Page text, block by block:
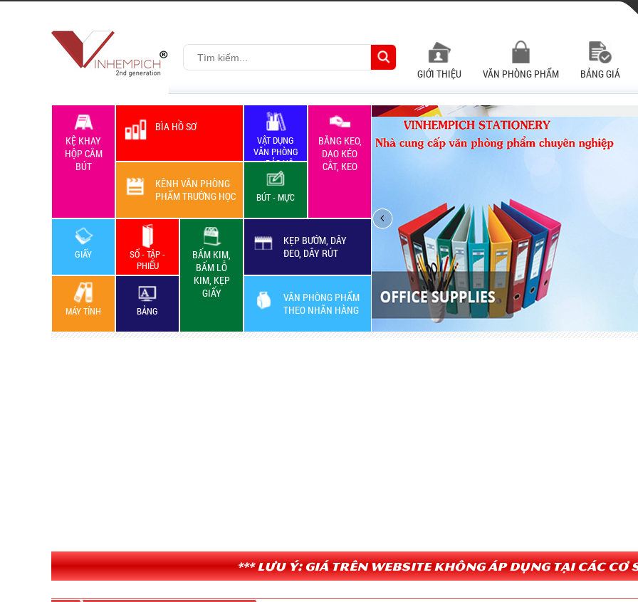
GIỚI THIỆU VĂN PHÒNG PHẨM BẢNG GIÁ
KỆ KHAY
HỘP CẮM
BÚT
BÌA HỒ SƠ
VẬT DỤNG
VĂN PHÒNG
+ BẢO HỘ
LAO ĐỘNG
BĂNG KEO,
DAO KÉO
CẮT, KEO
KÊNH VĂN PHÒNG
PHẨM TRƯỜNG HỌC
BÚT - MỰC
GIẤY
SỔ - TẬP -
PHIẾU
BẤM KIM,
BẤM LỖ
KIM, KẸP
GIẤY
KẸP BƯỚM, DÂY
ĐEO, DÂY RÚT
VĂN PHÒNG PHẨM
THEO NHÃN HÀNG
MÁY TÍNH BẢNG
*** Lưu ý: Giá trên website không áp dụng tại các cơ